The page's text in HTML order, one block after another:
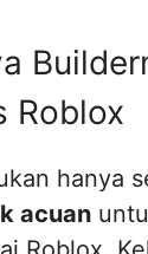
Roblox
hanya
acuan